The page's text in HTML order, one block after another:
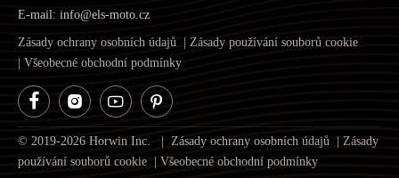
E-mail: info@els-moto.cz
Zásady ochrany osobních údajů
Zásady používání souborů cookie
Všeobecné obchodní podmínky
   
© 2019-2026 Horwin Inc. | Zásady ochrany osobních údajů
Zásady
používání souborů cookie
Všeobecné obchodní podmínky